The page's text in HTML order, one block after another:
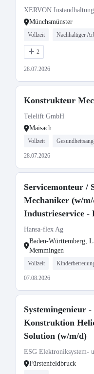
XERVON
Münchsmünster
Vollzeit Nachhaltiger
2
28.07.2026
Konstrukteur
Telelift GmbH
Maisach
Vollzeit
28.07.2026
Servicemonteur /
Mechaniker (w/
Industrieservice -
Hansa-flex Ag
Baden-Württemberg,
Memmingen
Vollzeit
07.08.2026
Systemingenieur
Konstruktion
Solution (w/m/d)
ESG Elektroniksystem-
Fürstenfeldbruck